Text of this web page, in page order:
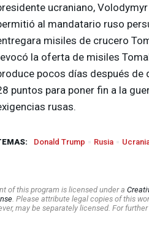
ucraniano,
al mandatario ruso
misiles de crucero
la oferta de misiles
pocos días después de
puntos para poner fin a la
rusas.
Donald Trump Rusia
of this program is licensed under a
. Please attribute legal copies of this
may be separately licensed. For